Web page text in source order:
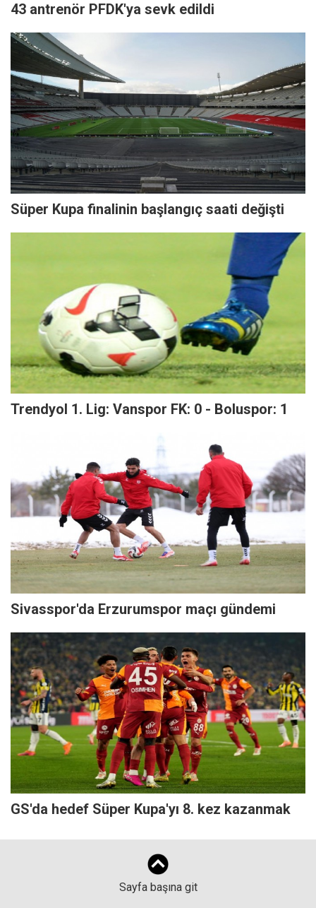
43 antrenör PFDK'ya sevk edildi
Süper Kupa finalinin başlangıç saati değişti
Trendyol 1. Lig: Vanspor FK: 0 - Boluspor: 1
Sivasspor'da Erzurumspor maçı gündemi
GS'da hedef Süper Kupa'yı 8. kez kazanmak
Sayfa başına git